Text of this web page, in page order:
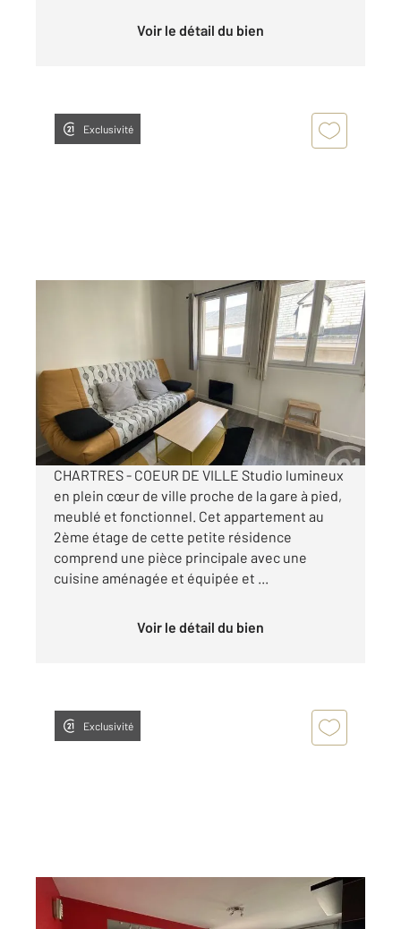
Voir le détail du bien
Exclusivité
Appartement F1 à louer
450 €
par mois charges comprises
CHARTRES - COEUR DE VILLE Studio lumineux
en plein cœur de ville proche de la gare à pied,
meublé et fonctionnel. Cet appartement au
2ème étage de cette petite résidence
comprend une pièce principale avec une
cuisine aménagée et équipée et ...
Voir le détail du bien
Exclusivité
CHARTRES 28
56,94 m
, 3 pièces